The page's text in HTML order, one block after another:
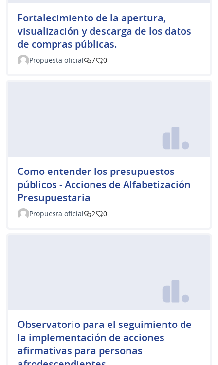
Fortalecimiento de la apertura,
visualización y descarga de los datos
de compras públicas.
Propuesta oficial 7 0
Como entender los presupuestos
públicos - Acciones de Alfabetización
Presupuestaria
Propuesta oficial 2 0
Observatorio para el seguimiento de
la implementación de acciones
afirmativas para personas